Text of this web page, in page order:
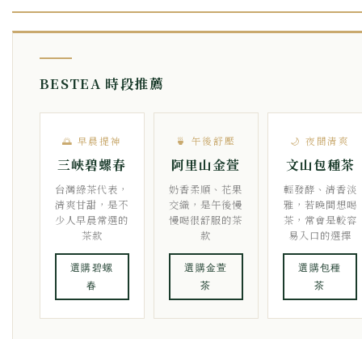
BESTEA 時段推薦
🌅 早晨提神
三峽碧螺春
台灣綠茶代表，
清爽甘甜，是不
少人早晨常選的
茶款
選購碧螺
春
🍵 午後舒壓
阿里山金萱
奶香柔順、花果
交織，是午後慢
慢喝很舒服的茶
款
選購金萱
茶
🌙 夜間清爽
文山包種茶
輕發酵、清香淡
雅，若晚間想喝
茶，常會是較容
易入口的選擇
選購包種
茶